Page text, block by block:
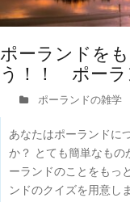
ポーランドを
う！！ ポーラ
ポーランドの雑学
あなたはポーランドに
か？ とても簡単なもの
ーランドのことをもっ
ンドのクイズを用意し